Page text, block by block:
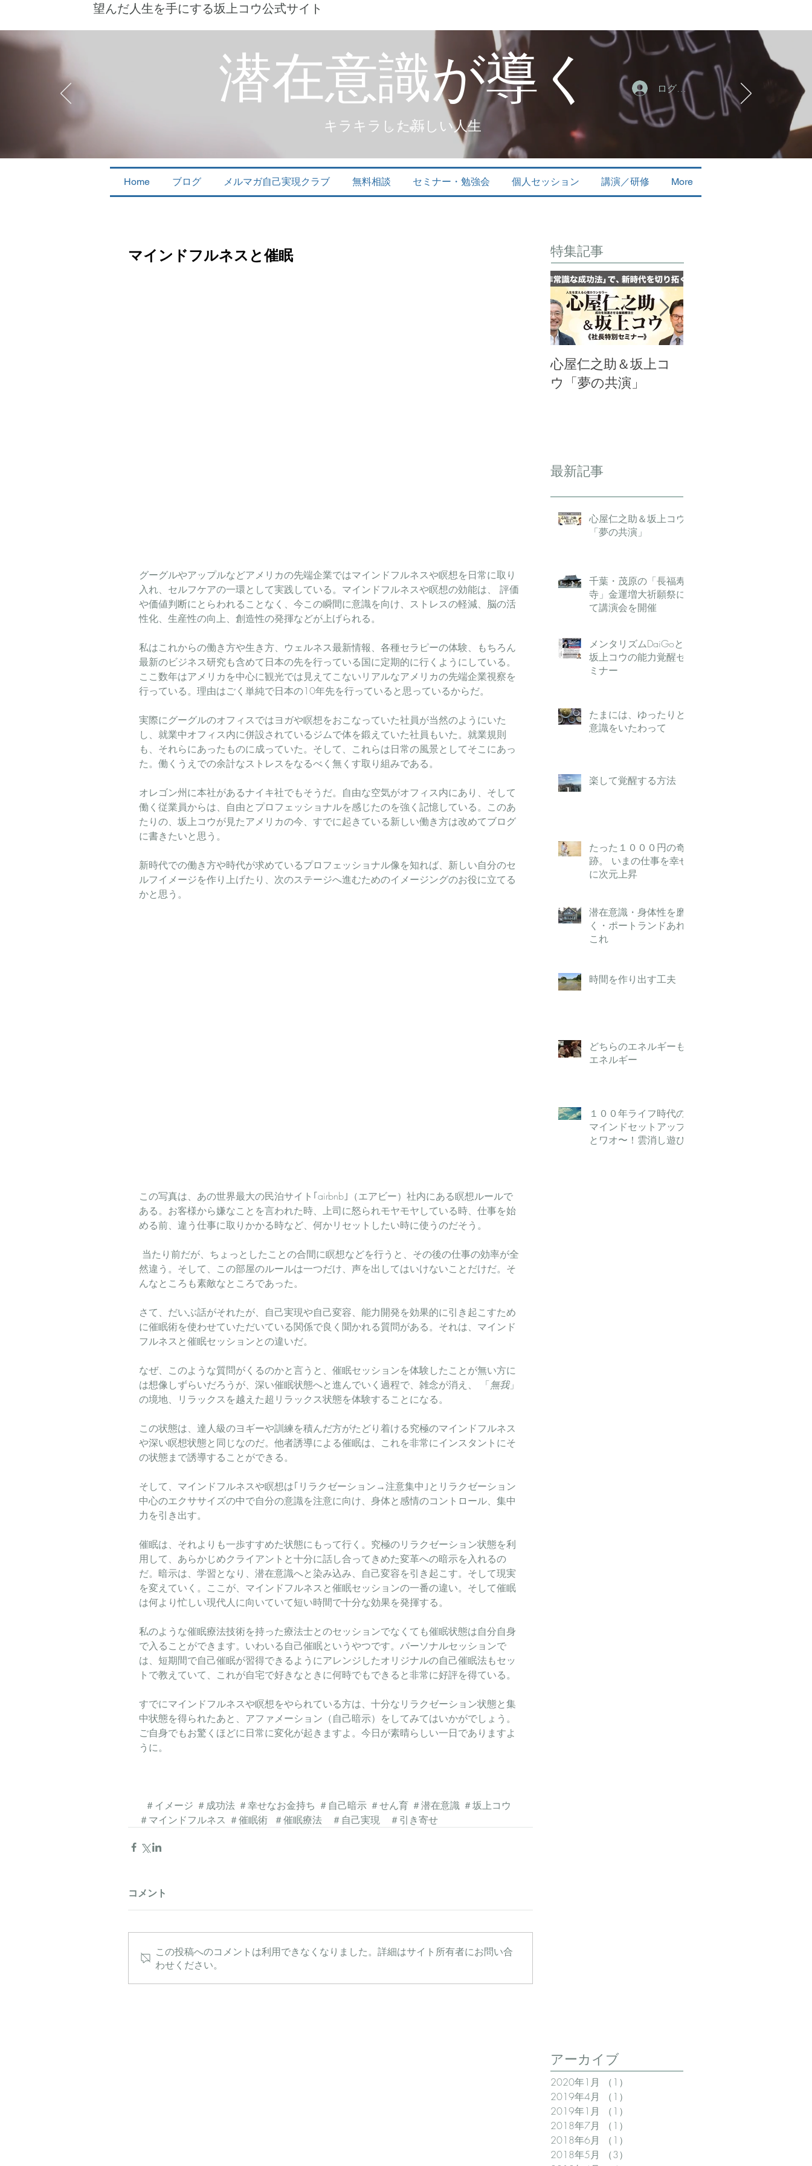
望んだ人生を手にする坂上コウ公式サイト
潜在意識が導く
キラキラした新しい人生
ログイン
Home ブログ メルマガ自己実現クラブ 無料相談 セミナー・勉強会 個人セッション 講演／研修 More
マインドフルネスと催眠
グーグルやアップルなどアメリカの先端企業ではマインドフルネスや瞑想を日常に取り
入れ、セルフケアの一環として実践している。マインドフルネスや瞑想の効能は、 評価
や価値判断にとらわれることなく、今この瞬間に意識を向け、ストレスの軽減、脳の活
性化、生産性の向上、創造性の発揮などが上げられる。
私はこれからの働き方や生き方、ウェルネス最新情報、各種セラピーの体験、もちろん
最新のビジネス研究も含めて日本の先を行っている国に定期的に行くようにしている。
ここ数年はアメリカを中心に観光では見えてこないリアルなアメリカの先端企業視察を
行っている。理由はごく単純で日本の10年先を行っていると思っているからだ。
実際にグーグルのオフィスではヨガや瞑想をおこなっていた社員が当然のようにいた
し、就業中オフィス内に併設されているジムで体を鍛えていた社員もいた。就業規則
も、それらにあったものに成っていた。そして、これらは日常の風景としてそこにあっ
た。働くうえでの余計なストレスをなるべく無くす取り組みである。
オレゴン州に本社があるナイキ社でもそうだ。自由な空気がオフィス内にあり、そして
働く従業員からは、自由とプロフェッショナルを感じたのを強く記憶している。このあ
たりの、坂上コウが見たアメリカの今、すでに起きている新しい働き方は改めてブログ
に書きたいと思う。
新時代での働き方や時代が求めているプロフェッショナル像を知れば、新しい自分のセ
ルフイメージを作り上げたり、次のステージへ進むためのイメージングのお役に立てる
かと思う。
この写真は、あの世界最大の民泊サイト｢airbnb｣（エアビー）社内にある瞑想ルールで
ある。お客様から嫌なことを言われた時、上司に怒られモヤモヤしている時、仕事を始
める前、違う仕事に取りかかる時など、何かリセットしたい時に使うのだそう。
然違う。そして、この部屋のルールは一つだけ、声を出してはいけないことだけだ。そ
んなところも素敵なところであった。
さて、だいぶ話がそれたが、自己実現や自己変容、能力開発を効果的に引き起こすため
に催眠術を使わせていただいている関係で良く聞かれる質問がある。それは、マインド
フルネスと催眠セッションとの違いだ。
なぜ、このような質問がくるのかと言うと、催眠セッションを体験したことが無い方に
は想像しずらいだろうが、深い催眠状態へと進んでいく過程で、雑念が消え、 「無我」
の境地、リラックスを越えた超リラックス状態を体験することになる。
この状態は、達人級のヨギーや訓練を積んだ方がたどり着ける究極のマインドフルネス
や深い瞑想状態と同じなのだ。他者誘導による催眠は、これを非常にインスタントにそ
の状態まで誘導することができる。
そして、マインドフルネスや瞑想は｢リラクゼーション→注意集中｣とリラクゼーション
中心のエクササイズの中で自分の意識を注意に向け、身体と感情のコントロール、集中
力を引き出す。
催眠は、それよりも一歩すすめた状態にもって行く。究極のリラクゼーション状態を利
用して、あらかじめクライアントと十分に話し合ってきめた変革への暗示を入れるの
だ。暗示は、学習となり、潜在意識へと染み込み、自己変容を引き起こす。そして現実
を変えていく。ここが、マインドフルネスと催眠セッションの一番の違い。そして催眠
は何より忙しい現代人に向いていて短い時間で十分な効果を発揮する。
私のような催眠療法技術を持った療法士とのセッションでなくても催眠状態は自分自身
で入ることができます。いわいる自己催眠というやつです。パーソナルセッションで
は、短期間で自己催眠が習得できるようにアレンジしたオリジナルの自己催眠法もセッ
トで教えていて、これが自宅で好きなときに何時でもできると非常に好評を得ている。
すでにマインドフルネスや瞑想をやられている方は、十分なリラクゼーション状態と集
中状態を得られたあと、アファメーション（自己暗示）をしてみてはいかがでしょう。
ご自身でもお驚くほどに日常に変化が起きますよ。今日が素晴らしい一日でありますよ
うに。
＃マインドフルネス ＃催眠術  ＃催眠療法　＃自己実現　＃引き寄せ
コメント
この投稿へのコメントは利用できなくなりました。詳細はサイト所有者にお問い合
わせください。
特集記事
心屋仁之助＆坂上コ
ウ「夢の共演」
最新記事
心屋仁之助＆坂上コウ
「夢の共演」
千葉・茂原の「長福寿
寺」金運増大祈願祭に
て講演会を開催
メンタリズムDaiGoと
坂上コウの能力覚醒セ
ミナー
たまには、ゆったりと
意識をいたわって
楽して覚醒する方法
たった１０００円の奇
跡。 いまの仕事を幸せ
に次元上昇
潜在意識・身体性を磨
く・ポートランドあれ
これ
時間を作り出す工夫
どちらのエネルギーも
エネルギー
１００年ライフ時代の
マインドセットアップ
とワオ〜！雲消し遊び
アーカイブ
2020年1月 （1）
2019年4月
（1）
2019年1月
（1）
2018年7月
（1）
2018年6月
（1）
2018年5月
（3）